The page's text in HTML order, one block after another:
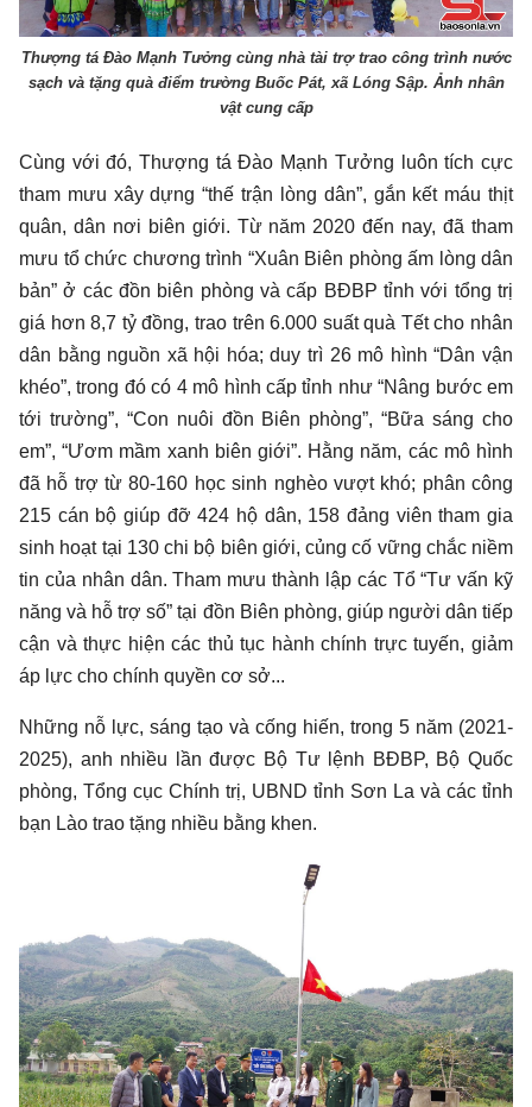
Thượng tá Đào Mạnh Tưởng cùng nhà tài trợ trao công trình nước
sạch và tặng quà điểm trường Buốc Pát, xã Lóng Sập. Ảnh nhân
vật cung cấp
Cùng với đó, Thượng tá Đào Mạnh Tưởng luôn tích cực
tham mưu xây dựng “thế trận lòng dân”, gắn kết máu thịt
quân, dân nơi biên giới. Từ năm 2020 đến nay, đã tham
mưu tổ chức chương trình “Xuân Biên phòng ấm lòng dân
bản” ở các đồn biên phòng và cấp BĐBP tỉnh với tổng trị
giá hơn 8,7 tỷ đồng, trao trên 6.000 suất quà Tết cho nhân
dân bằng nguồn xã hội hóa; duy trì 26 mô hình “Dân vận
khéo”, trong đó có 4 mô hình cấp tỉnh như “Nâng bước em
tới trường”, “Con nuôi đồn Biên phòng”, “Bữa sáng cho
em”, “Ươm mầm xanh biên giới”. Hằng năm, các mô hình
đã hỗ trợ từ 80-160 học sinh nghèo vượt khó; phân công
215 cán bộ giúp đỡ 424 hộ dân, 158 đảng viên tham gia
sinh hoạt tại 130 chi bộ biên giới, củng cố vững chắc niềm
tin của nhân dân. Tham mưu thành lập các Tổ “Tư vấn kỹ
năng và hỗ trợ số” tại đồn Biên phòng, giúp người dân tiếp
cận và thực hiện các thủ tục hành chính trực tuyến, giảm
áp lực cho chính quyền cơ sở...
Những nỗ lực, sáng tạo và cống hiến, trong 5 năm (2021-
2025), anh nhiều lần được Bộ Tư lệnh BĐBP, Bộ Quốc
phòng, Tổng cục Chính trị, UBND tỉnh Sơn La và các tỉnh
bạn Lào trao tặng nhiều bằng khen.